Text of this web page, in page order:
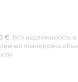
€. Вся недвижимость
планировка